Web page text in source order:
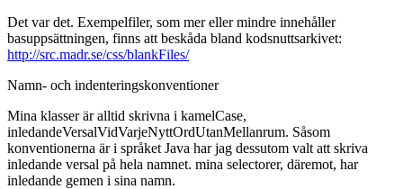
Det var det. Exempelfiler, som mer eller mindre innehåller
basuppsättningen, finns att beskåda bland kodsnuttsarkivet:
http://src.madr.se/css/blankFiles/
Namn- och indenteringskonventioner
Mina klasser är alltid skrivna i kamelCase,
inledandeVersalVidVarjeNyttOrdUtanMellanrum. Såsom
konventionerna är i språket Java har jag dessutom valt att skriva
inledande versal på hela namnet. mina selectorer, däremot, har
inledande gemen i sina namn.